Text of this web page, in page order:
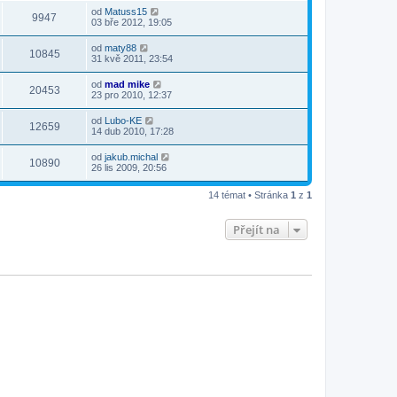
9947 od Matuss15
03 bře 2012, 19:05
10845 od maty88
31 kvě 2011, 23:54
20453 od mad mike
23 pro 2010, 12:37
12659 od Lubo-KE
14 dub 2010, 17:28
10890 od jakub.michal
26 lis 2009, 20:56
14 témat • Stránka 1 z 1
Přejít na